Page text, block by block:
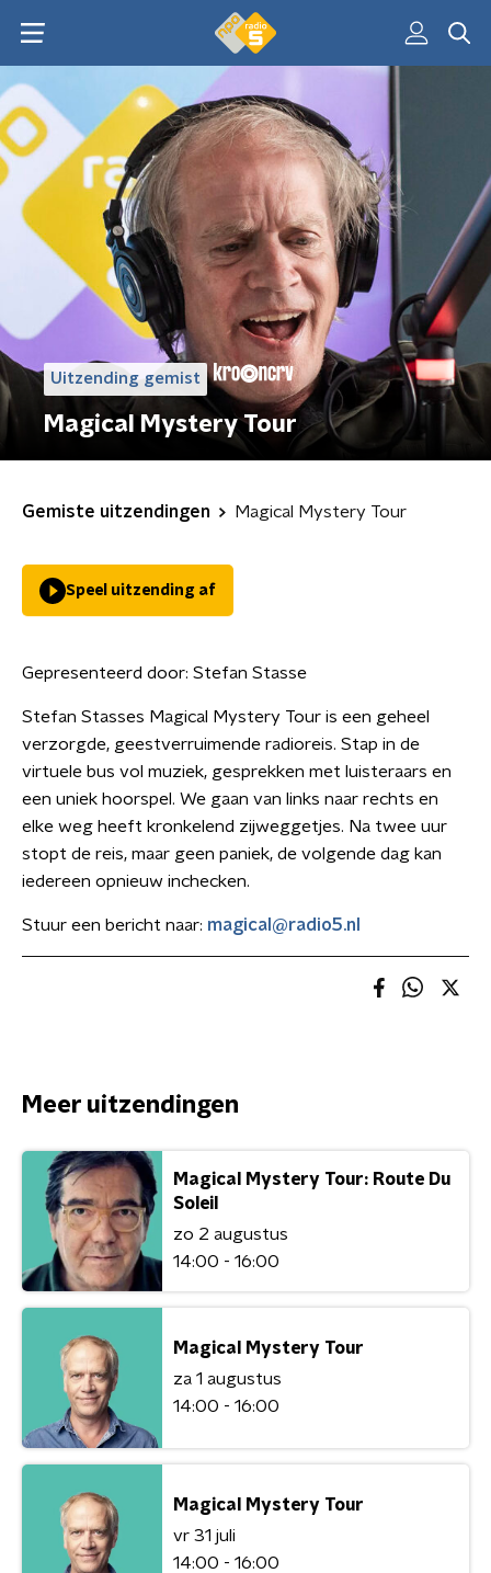
Uitzending gemist
Magical Mystery Tour
Gemiste uitzendingen Magical Mystery Tour
Speel uitzending af
Gepresenteerd door: Stefan Stasse
Stefan Stasses Magical Mystery Tour is een geheel
verzorgde, geestverruimende radioreis. Stap in de
virtuele bus vol muziek, gesprekken met luisteraars en
een uniek hoorspel. We gaan van links naar rechts en
elke weg heeft kronkelend zijweggetjes. Na twee uur
stopt de reis, maar geen paniek, de volgende dag kan
iedereen opnieuw inchecken.
Stuur een bericht naar: magical@radio5.nl
Meer uitzendingen
Magical Mystery Tour: Route Du
Soleil
zo 2 augustus
14:00 - 16:00
Magical Mystery Tour
za 1 augustus
14:00 - 16:00
Magical Mystery Tour
vr 31 juli
14:00 - 16:00